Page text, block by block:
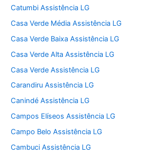
Catumbi Assistência LG
Casa Verde Média Assistência LG
Casa Verde Baixa Assistência LG
Casa Verde Alta Assistência LG
Casa Verde Assistência LG
Carandiru Assistência LG
Canindé Assistência LG
Campos Elíseos Assistência LG
Campo Belo Assistência LG
Cambuci Assistência LG